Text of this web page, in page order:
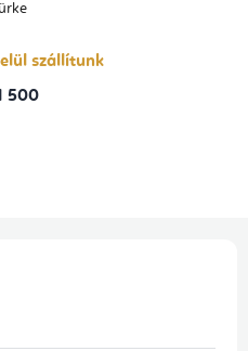
szállítunk
500